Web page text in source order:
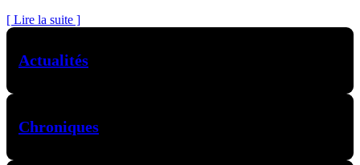
[ Lire la suite ]
Actualités
Chroniques